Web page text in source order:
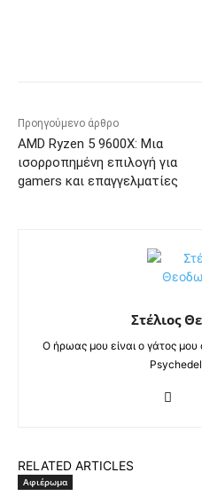
Προηγούμενο άρθρο
AMD Ryzen 5 9600X: Μια
ισορροπημένη επιλογή για
gamers και επαγγελματίες
Στέλιος
Ο ήρωας μου είναι ο γάτος
RELATED ARTICLES
Αφιέρωμα